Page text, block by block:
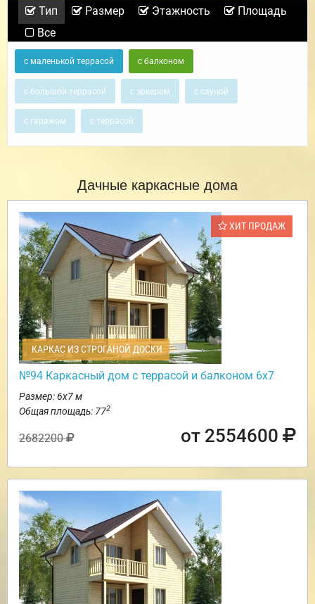
Тип Размер Этажность
Площадь
Все
с маленькой террасой с балконом
с большой террасой с эркером с сауной
с гаражом с террасой
Дачные каркасные дома
ХИТ ПРОДАЖ
КАРКАС ИЗ СТРОГАНОЙ ДОСКИ
№94 Каркасный дом с террасой и балконом 6х7
Размер: 6х7 м
Общая площадь: 772
2682200 от 2554600